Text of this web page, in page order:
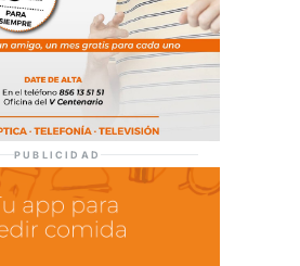
PUBLICIDAD